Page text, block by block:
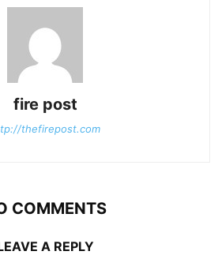
fire post
thefirepost.com
COMMENTS
A REPLY